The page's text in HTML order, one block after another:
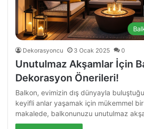
Dekorasyoncu 3 Ocak 2025 0
Unutulmaz Akşamlar İçin
Dekorasyon Önerileri!
Balkon, evimizin dış dünyayla
keyifli anlar yaşamak için mükemmel
makalede, balkonunuzu unutulmaz